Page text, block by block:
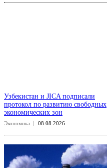
Узбекистан и JICA подписали
протокол по развитию свободных
экономических зон
Экономика 08.08.2026